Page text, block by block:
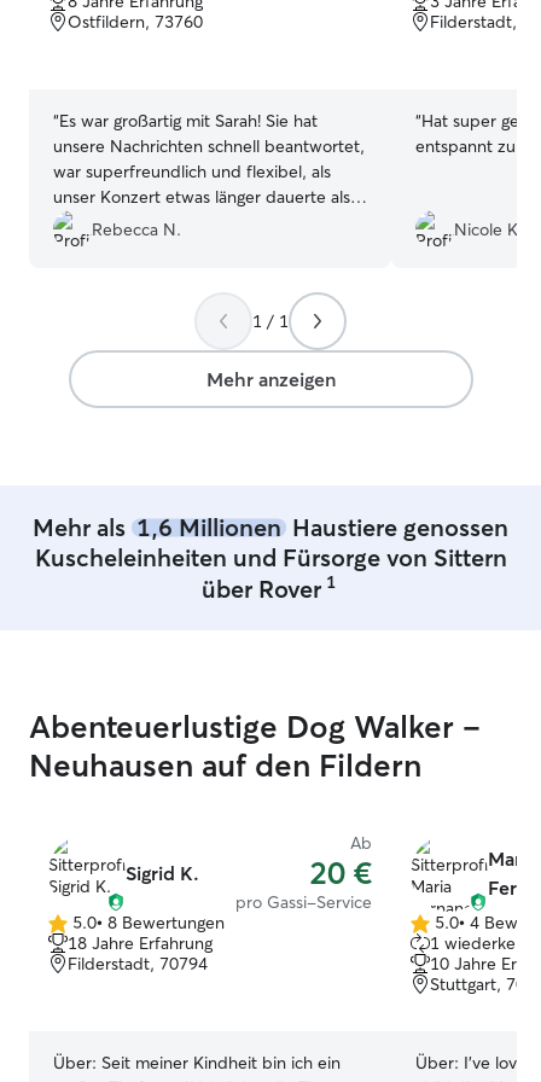
von
5
Ostfildern, 73760
“Es war großartig mit Sarah! Sie hat
unsere Nachrichten schnell beantwortet,
war superfreundlich und flexibel, als
unser Konzert etwas länger dauerte als
geplant. Ich kann sie auf jeden Fall
weiterempfehlen!
Rebecca N.
von
5
Filderstadt,
“Hat super
entspannt
Nicole K.
1 / 1
Mehr anzeigen
Mehr als 1,6 Millionen Haustiere genossen
Kuscheleinheiten und Fürsorge von Sittern
über Rover 1
Abenteuerlustige Dog Walker –
Neuhausen auf den Fildern
Sigrid K.
Ab
20 €
pro Gassi-Service
5.0
von
5
5.0• 8 Bewertungen
18 Jahre Erfahrung
Filderstadt, 70794
Über: Seit meiner Kindheit bin ich ein
Maria
5.0
von
5
Sternen
5.0• 4
1
10 Jahre
Stuttgart,
Über: I've loved